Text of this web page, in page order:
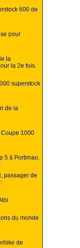
600 de
pour
la
la 2e fois.
superstock
de la
1000
5 à Portimao.
passager de
du monde
de